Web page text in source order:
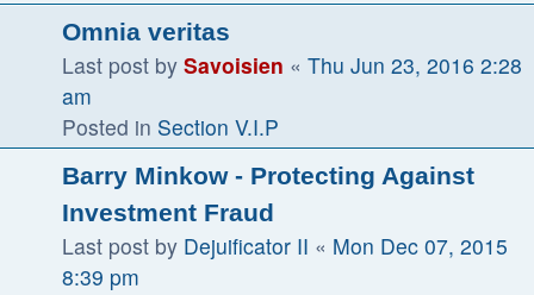
Omnia veritas
Last post by Savoisien « Thu Jun 23, 2016 2:28
am
Posted in Section V.I.P
Barry Minkow - Protecting Against
Investment Fraud
Last post by Dejuificator II « Mon Dec 07, 2015
8:39 pm